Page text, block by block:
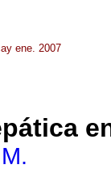
ene. 2007